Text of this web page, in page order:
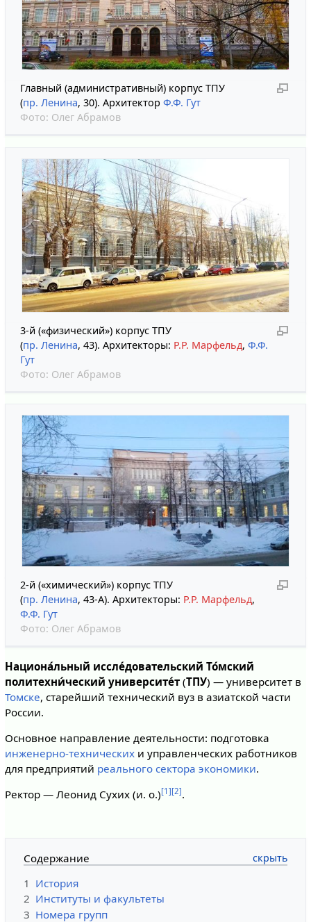
Главный (административный) корпус ТПУ
(пр. Ленина, 30). АрхитекторФ.Ф. Гут
Фото: Олег Абрамов
3-й («физический») корпус ТПУ
(пр. Ленина, 43). Архитекторы: Р.Р. Марфельд,Ф.Ф.
Гут
Фото: Олег Абрамов
2-й («химический») корпус ТПУ
(пр. Ленина, 43-А). Архитекторы: Р.Р. Марфельд,
Ф.Ф. Гут
Фото: Олег Абрамов
Национа́льный иссле́довательский То́мский
политехни́ческий университе́т(ТПУ) — университет в
Томске, старейший технический вуз в азиатской части
России.
Основное направление деятельности: подготовка
инженерно-техническихи управленческих работников
для предприятий реального сектора экономики.
Ректор — Леонид Сухих (и. о.)[1][2].
Содержание
1 История
2 Институты и факультеты
3 Номера групп